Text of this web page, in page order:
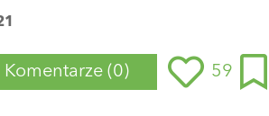
Komentarze (0) 59